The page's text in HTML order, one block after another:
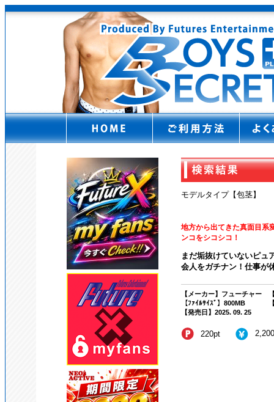
モデルタイプ【包茎】
地方から出てきた真面目系
ンコをシコシコ！
まだ垢抜けていないピュ
会人をガチナン！仕事が
【メーカー】フューチャー
【ﾌｧｲﾙｻｲｽﾞ】800MB
【発売日】2025. 09. 25
220pt